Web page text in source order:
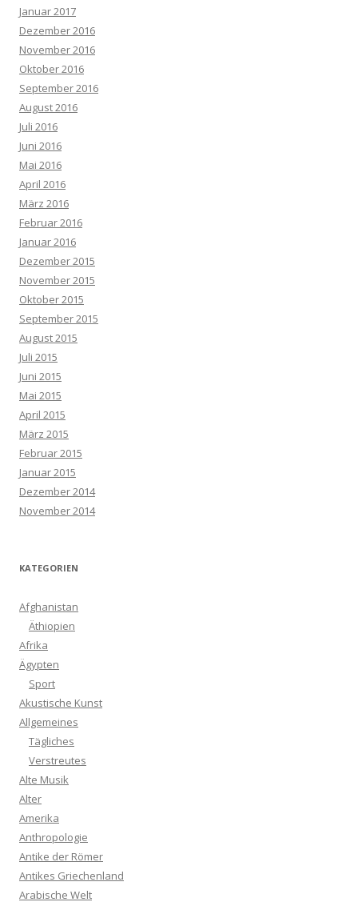
Januar 2017
Dezember 2016
November 2016
Oktober 2016
September 2016
August 2016
Juli 2016
Juni 2016
Mai 2016
April 2016
März 2016
Februar 2016
Januar 2016
Dezember 2015
November 2015
Oktober 2015
September 2015
August 2015
Juli 2015
Juni 2015
Mai 2015
April 2015
März 2015
Februar 2015
Januar 2015
Dezember 2014
November 2014
KATEGORIEN
Afghanistan
Äthiopien
Afrika
Ägypten
Sport
Akustische Kunst
Allgemeines
Tägliches
Verstreutes
Alte Musik
Alter
Amerika
Anthropologie
Antike der Römer
Antikes Griechenland
Arabische Welt